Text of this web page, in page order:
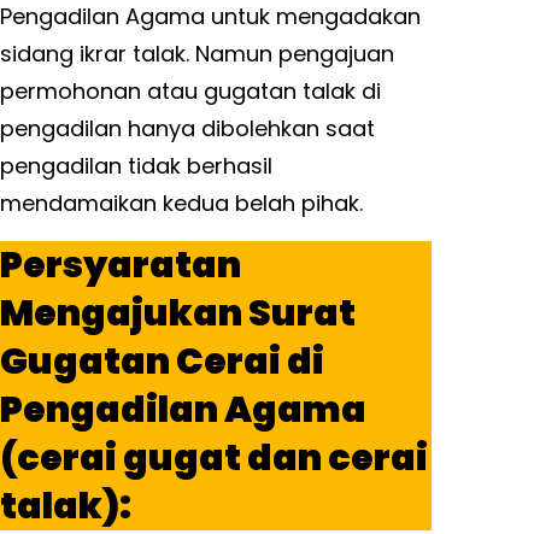
Pengadilan Agama untuk mengadakan
sidang ikrar talak. Namun pengajuan
permohonan atau gugatan talak di
pengadilan hanya dibolehkan saat
pengadilan tidak berhasil
mendamaikan kedua belah pihak.
Persyaratan
Mengajukan Surat
Gugatan Cerai di
Pengadilan Agama
(cerai gugat dan cerai
talak):